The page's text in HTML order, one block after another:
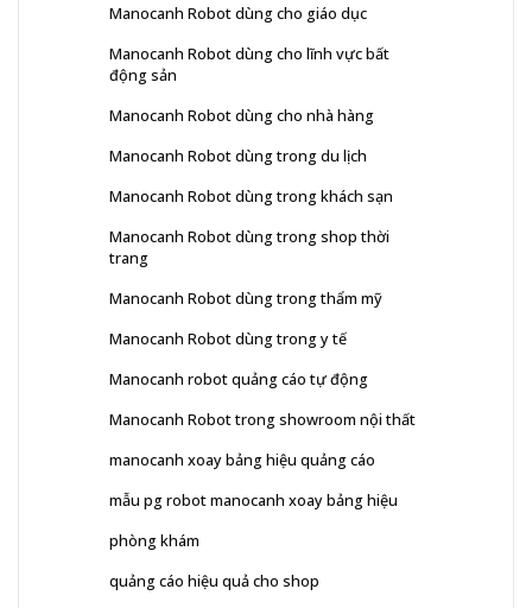
Manocanh Robot dùng cho giáo dục
Manocanh Robot dùng cho lĩnh vực bất
động sản
Manocanh Robot dùng cho nhà hàng
Manocanh Robot dùng trong du lịch
Manocanh Robot dùng trong khách sạn
Manocanh Robot dùng trong shop thời
trang
Manocanh Robot dùng trong thẩm mỹ
Manocanh Robot dùng trong y tế
Manocanh robot quảng cáo tự động
Manocanh Robot trong showroom nội thất
manocanh xoay bảng hiệu quảng cáo
mẫu pg robot manocanh xoay bảng hiệu
phòng khám
quảng cáo hiệu quả cho shop